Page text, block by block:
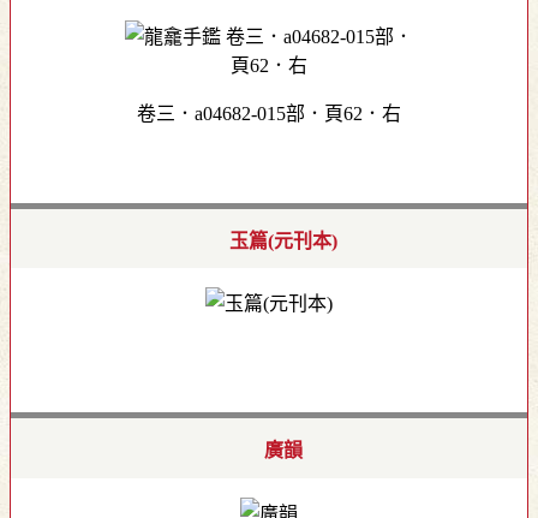
卷三．a04682-015部．頁62．右
玉篇(元刊本)
廣韻